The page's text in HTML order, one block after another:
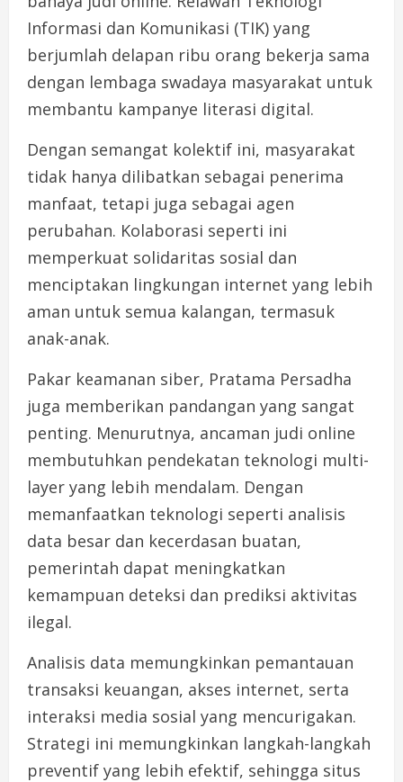
Informasi dan Komunikasi (TIK) yang
berjumlah delapan ribu orang bekerja sama
dengan lembaga swadaya masyarakat untuk
membantu kampanye literasi digital.
Dengan semangat kolektif ini, masyarakat
tidak hanya dilibatkan sebagai penerima
manfaat, tetapi juga sebagai agen
perubahan. Kolaborasi seperti ini
memperkuat solidaritas sosial dan
menciptakan lingkungan internet yang lebih
aman untuk semua kalangan, termasuk
anak-anak.
Pakar keamanan siber, Pratama Persadha
juga memberikan pandangan yang sangat
penting. Menurutnya, ancaman judi online
membutuhkan pendekatan teknologi multi-
layer yang lebih mendalam. Dengan
memanfaatkan teknologi seperti analisis
data besar dan kecerdasan buatan,
pemerintah dapat meningkatkan
kemampuan deteksi dan prediksi aktivitas
ilegal.
Analisis data memungkinkan pemantauan
transaksi keuangan, akses internet, serta
interaksi media sosial yang mencurigakan.
Strategi ini memungkinkan langkah-langkah
preventif yang lebih efektif, sehingga situs